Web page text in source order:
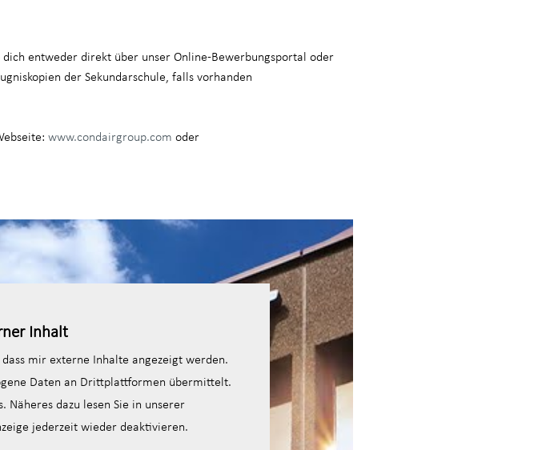
entweder direkt über unser Online-Bewerbungsportal oder
der Sekundarschule, falls vorhanden
www.condairgroup.com oder
Inhalt
mir externe Inhalte angezeigt werden.
Daten an Drittplattformen übermittelt.
Näheres dazu lesen Sie in unserer
jederzeit wieder deaktivieren.